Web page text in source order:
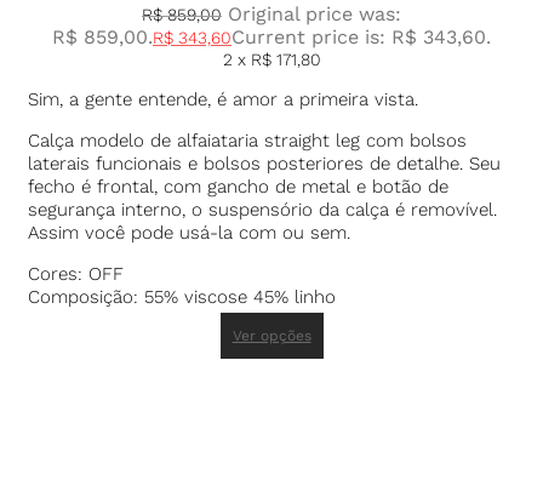
R$859,00 Original price was:
R$ 859,00.R$ 343,60Current price is: R$ 343,60.
2 x R$171,80
Sim, a gente entende, é amor a primeira vista.
Calça modelo de alfaiataria straight leg com bolsos
laterais funcionais e bolsos posteriores de detalhe. Seu
fecho é frontal, com gancho de metal e botão de
segurança interno, o suspensório da calça é removível.
Assim você pode usá-la com ou sem.
Cores: OFF
Composição: 55% viscose 45% linho
Ver opções